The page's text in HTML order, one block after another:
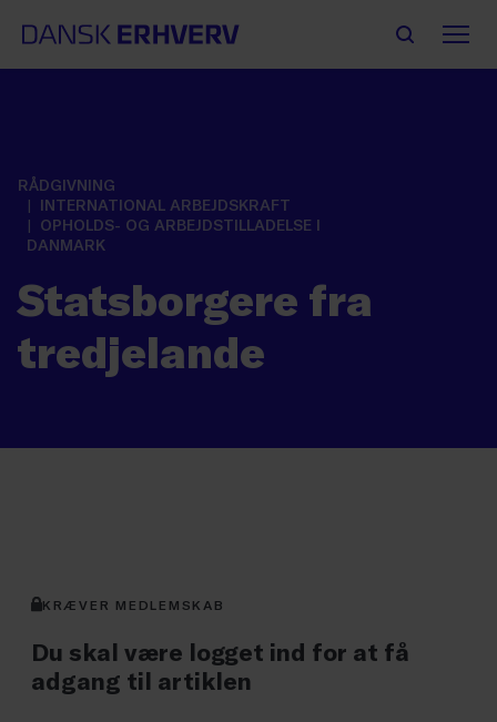
RÅDGIVNING
INTERNATIONAL ARBEJDSKRAFT
OPHOLDS- OG ARBEJDSTILLADELSE I
DANMARK
Statsborgere fra
tredjelande
KRÆVER MEDLEMSKAB
Du skal være logget ind for at få
adgang til artiklen